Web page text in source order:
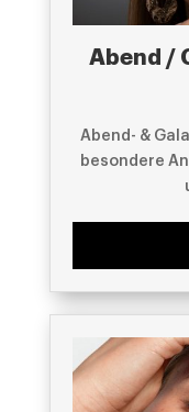
Abend /
Abend- &
besondere